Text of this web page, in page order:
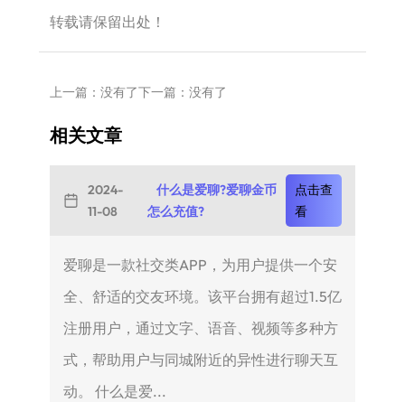
转载请保留出处！
上一篇：没有了下一篇：没有了
相关文章
2024-
11-08
什么是爱聊?爱聊金币
怎么充值?
点击查
看
爱聊是一款社交类APP，为用户提供一个安
全、舒适的交友环境。该平台拥有超过1.5亿
注册用户，通过文字、语音、视频等多种方
式，帮助用户与同城附近的异性进行聊天互
动。 什么是爱...